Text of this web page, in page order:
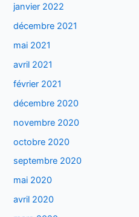
janvier 2022
décembre 2021
mai 2021
avril 2021
février 2021
décembre 2020
novembre 2020
octobre 2020
septembre 2020
mai 2020
avril 2020